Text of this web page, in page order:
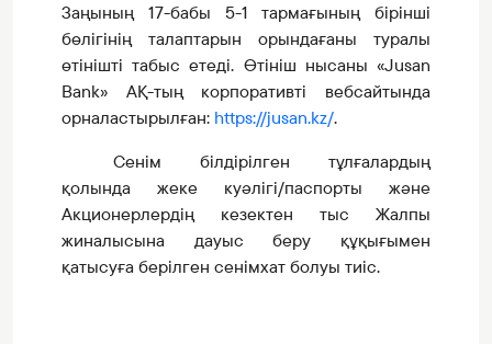
Заңының 17-бабы 5-1 тармағының бірінші
бөлігінің талаптарын орындағаны туралы
өтінішті табыс етеді. Өтініш нысаны «Jusan
Bank» АҚ-тыңкорпоративті вебсайтында
орналастырылған: https://jusan.kz/.
Сенім білдірілген тұлғалардың
қолында жеке куәлігі/паспорты және
Акционерлердің кезектен тыс Жалпы
жиналысына дауыс беру құқығымен
қатысуға берілген сенімхат болуы тиіс.